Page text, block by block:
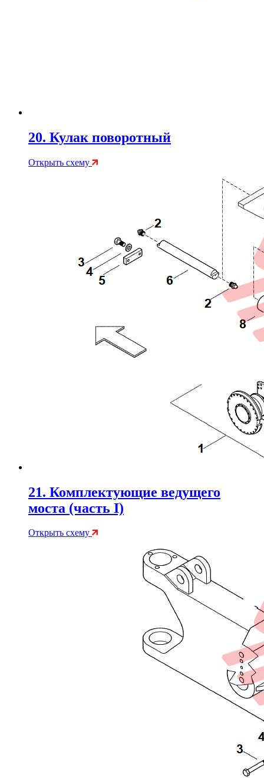
20. Кулак поворотный
Открыть схему
21. Комплектующие ведущего
моста (часть I)
Открыть схему